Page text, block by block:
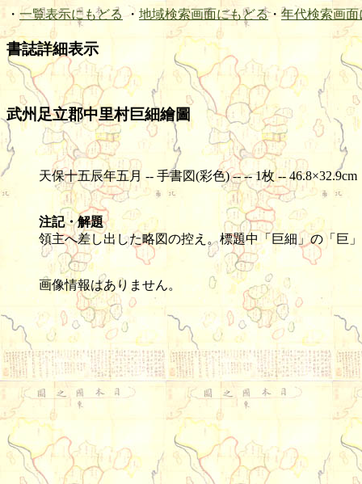
・ 一覧表示にもどる ・ 地域検索画面にもどる・ 年代検索画面
書誌詳細表示
武州足立郡中里村巨細繪圖
天保十五辰年五月 -- 手書図(彩色) -- -- 1枚 -- 46.8×32.9cm
注記・解題
領主へ差し出した略図の控え。標題中「巨細」の「巨
画像情報はありません。